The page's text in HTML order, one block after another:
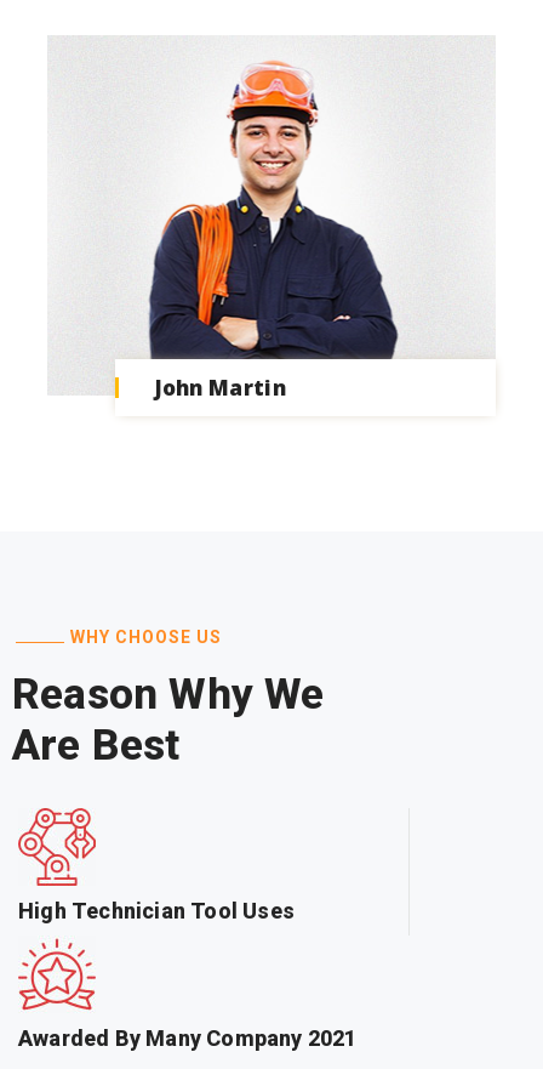
John Martin
WHY CHOOSE US
Reason Why We
Are Best
High Technician Tool Uses
Awarded By Many Company 2021